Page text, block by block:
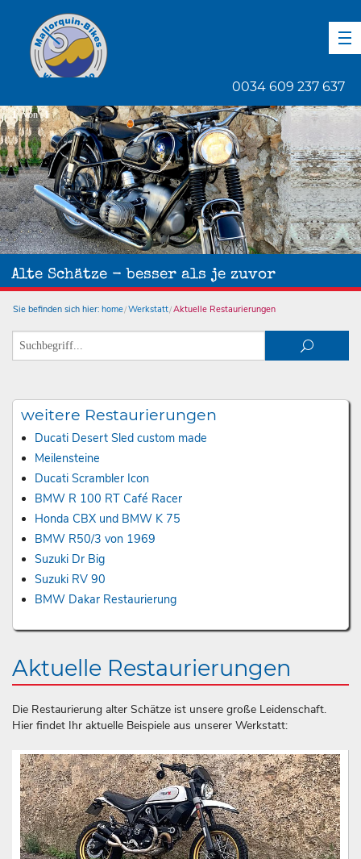
0034 609 237 637
Alte Schätze - besser als je zuvor
1 von 1
Sie befinden sich hier: home Werkstatt Aktuelle Restaurierungen
weitere Restaurierungen
Ducati Desert Sled custom made
Meilensteine
Ducati Scrambler Icon
BMW R 100 RT Café Racer
Honda CBX und BMW K 75
BMW R50/3 von 1969
Suzuki Dr Big
Suzuki RV 90
BMW Dakar Restaurierung
Aktuelle Restaurierungen
Die Restaurierung alter Schätze ist unsere große Leidenschaft.
Hier findet Ihr aktuelle Beispiele aus unserer Werkstatt: